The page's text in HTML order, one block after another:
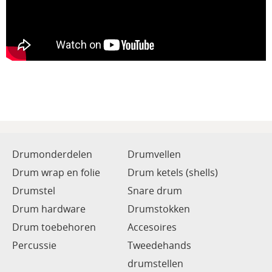
Drumonderdelen
Drumvellen
Drum wrap en folie
Drum ketels (shells)
Drumstel
Snare drum
Drum hardware
Drumstokken
Drum toebehoren
Accesoires
Percussie
Tweedehands
drumstellen